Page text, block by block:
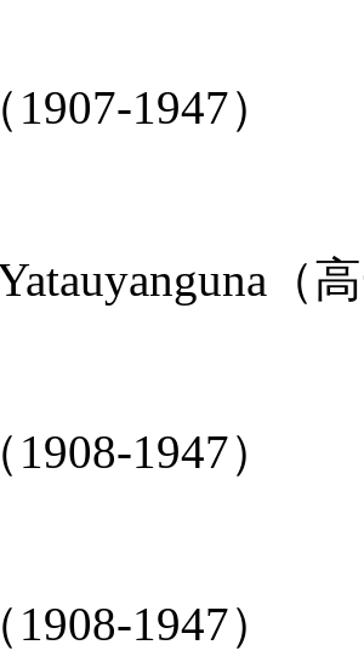
1947）
（
1947）
1947）